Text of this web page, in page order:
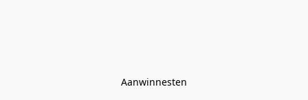
Aanwinnesten